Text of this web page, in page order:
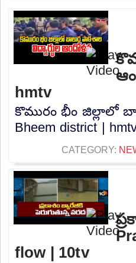
hmtv
కొమురం భీం జిల్లాలో
Bheem district |
CATEGORY:
flow | 10tv